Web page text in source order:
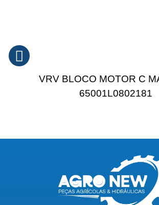
VRV BLOCO MOTOR C
65001L0802181